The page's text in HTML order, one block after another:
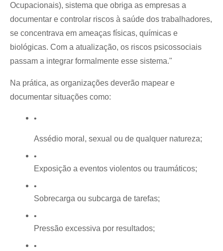
Ocupacionais), sistema que obriga as empresas a
documentar e controlar riscos à saúde dos trabalhadores,
se concentrava em ameaças físicas, químicas e
biológicas. Com a atualização, os riscos psicossociais
passam a integrar formalmente esse sistema."
Na prática, as organizações deverão mapear e
documentar situações como:
Assédio moral, sexual ou de qualquer natureza;
Exposição a eventos violentos ou traumáticos;
Sobrecarga ou subcarga de tarefas;
Pressão excessiva por resultados;